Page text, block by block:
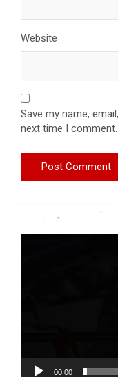
Website
Save my name,
next time I comment.
00:00